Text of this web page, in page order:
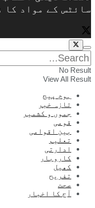
سائٹس کے مواد کا
No Result
View All Result
ہوم پیج
تازہ خبر
جموں و کشمیر
قومی
بین اقوامی
تعلیم
ادارتی
کاروبار
کھیل
تفریح
صحت
آج کا اخبار